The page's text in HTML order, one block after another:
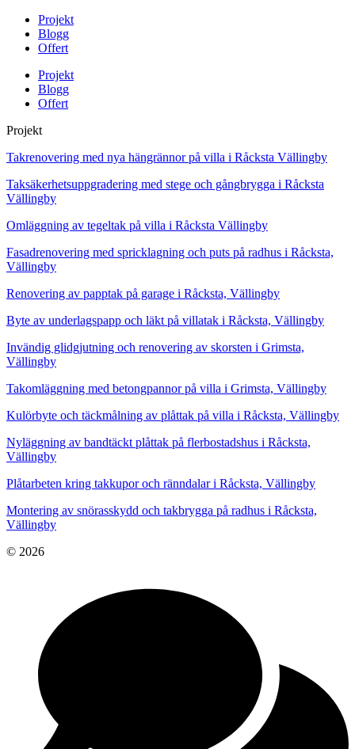
Projekt
Blogg
Offert
Projekt
Blogg
Offert
Projekt
Takrenovering med nya hängrännor på villa i Råcksta Vällingby
Taksäkerhetsuppgradering med stege och gångbrygga i Råcksta
Vällingby
Omläggning av tegeltak på villa i Råcksta Vällingby
Fasadrenovering med spricklagning och puts på radhus i Råcksta,
Vällingby
Renovering av papptak på garage i Råcksta, Vällingby
Byte av underlagspapp och läkt på villatak i Råcksta, Vällingby
Invändig glidgjutning och renovering av skorsten i Grimsta,
Vällingby
Takomläggning med betongpannor på villa i Grimsta, Vällingby
Kulörbyte och täckmålning av plåttak på villa i Råcksta, Vällingby
Nyläggning av bandtäckt plåttak på flerbostadshus i Råcksta,
Vällingby
Plåtarbeten kring takkupor och ränndalar i Råcksta, Vällingby
Montering av snörasskydd och takbrygga på radhus i Råcksta,
Vällingby
© 2026